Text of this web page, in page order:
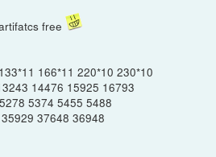
free
166*11 220*10 230*10
14476 15925 16793
5374 5455 5488
37648 36948